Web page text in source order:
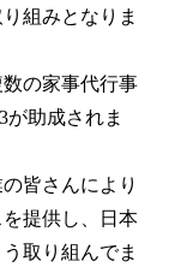
組みとなりま
の家事代行事
助成されま
皆さんにより
提供し、日本
取り組んでま